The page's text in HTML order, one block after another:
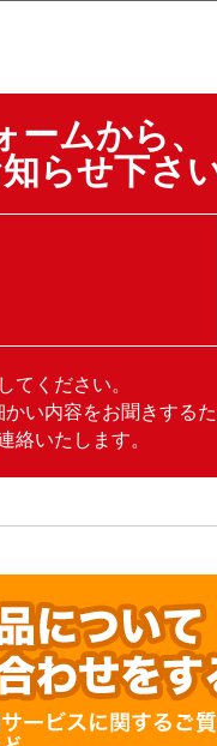
ムから、
らせ下さい
てください。
い内容をお聞きする
絡いたします。